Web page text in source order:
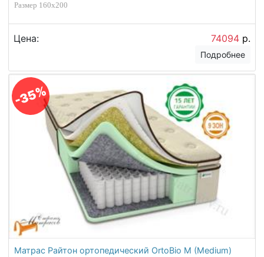
Размер 160х200
Цена: 74094 р.
Подробнее
-35%
Матрас Райтон ортопедический OrtoBio M (Medium)